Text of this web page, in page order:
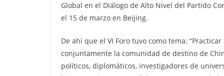
Global en el Diálogo de Alto Nivel del Partido
el 15 de marzo en Beijing.
De ahí que el VI Foro tuvo como tema:
conjuntamente la comunidad de destino de
políticos, diplomáticos, investigadores de